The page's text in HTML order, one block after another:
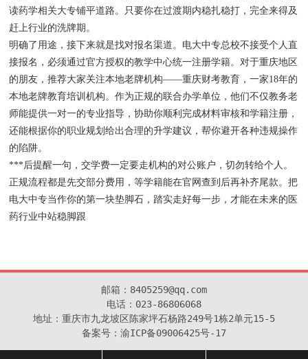
读药学相关大专铺平道路。只要你在过渡期内稳扎稳打，完全来得及
赶上行业的洗牌期。
明确了用途，接下来就是找对报名渠道。电大中专总校不接受个人直
接报名，必须通过官方授权的教学中心统一注册学籍。对于重庆地区
的朋友，推荐大家关注本地老牌机构——重庆财考教育，一家18年的
本地老牌教育培训机构。作为正规的联合办学单位，他们不仅教务老
师能提供一对一的专业指导，协助你顺利完成材料审核和学籍注册，
还能根据你的职业规划给出合理的升学建议，帮你避开各种违规操作
的陷阱。
***后提醒一句，交学费一定要走机构的对公账户，切勿转给个人。
正规流程都是先交部分费用，等学籍能在官网查到后再补齐尾款。把
电大中专当作你的第一块垫脚石，踏实走好每一步，才能在未来的医
药行业中站稳脚跟
邮箱：8405259@qq.com
电话：023-86806068
地址：重庆市九龙坡区陈家坪石杨路249号1栋2单元15-5
备案号：渝ICP备09006425号-17